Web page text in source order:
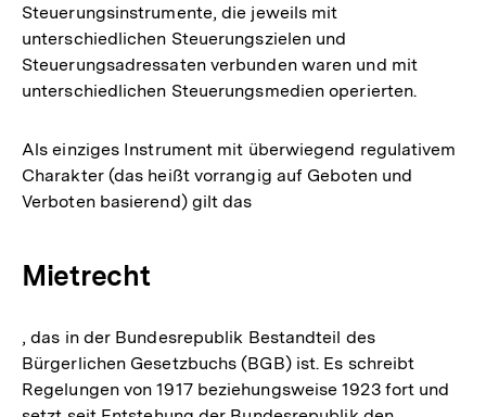
Steuerungsinstrumente, die jeweils mit
unterschiedlichen Steuerungszielen und
Steuerungsadressaten verbunden waren und mit
unterschiedlichen Steuerungsmedien operierten.
Als einziges Instrument mit überwiegend regulativem
Charakter (das heißt vorrangig auf Geboten und
Verboten basierend) gilt das
Mietrecht
, das in der Bundesrepublik Bestandteil des
Bürgerlichen Gesetzbuchs (BGB) ist. Es schreibt
Regelungen von 1917 beziehungsweise 1923 fort und